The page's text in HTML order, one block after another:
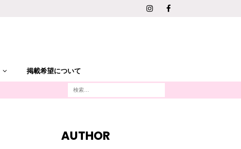
掲載希望について
AUTHOR